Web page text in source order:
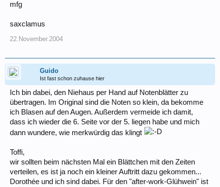
mfg
saxclamus
22.November.2004
Guido
Ist fast schon zuhause hier
Ich bin dabei, den Niehaus per Hand auf Notenblätter zu
übertragen. Im Original sind die Noten so klein, da bekomme
ich Blasen auf den Augen. Außerdem vermeide ich damit,
dass ich wieder die 6. Seite vor der 5. liegen habe und mich
dann wundere, wie merkwürdig das klingt
Toffi,
wir sollten beim nächsten Mal ein Blättchen mit den Zeiten
verteilen, es ist ja noch ein kleiner Auftritt dazu gekommen...
Dorothée und ich sind dabei. Für den "after-work-Glühwein" ist